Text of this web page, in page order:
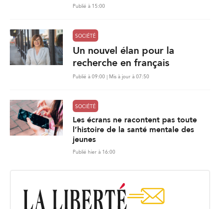
Publié à 15:00
SOCIÉTÉ
Un nouvel élan pour la
recherche en français
Publié à 09:00 | Mis à jour à 07:50
SOCIÉTÉ
Les écrans ne racontent pas toute
l’histoire de la santé mentale des
jeunes
Publié hier à 16:00